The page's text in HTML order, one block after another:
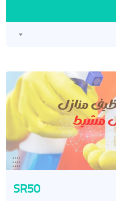
SR50